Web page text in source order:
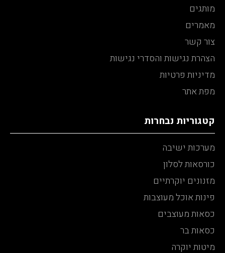
מותגים
מאמרים
צור קשר
הצהרת נגישות והסדרי נגישות
מדיניות פרטיות
מפת אתר
קטגוריות נבחרות
מערכות ישיבה
כורסאות לסלון
מזנונים יוקרתיים
פינות אוכל מעוצבות
כסאות מעוצבים
כסאות בר
מיטות יוקרה